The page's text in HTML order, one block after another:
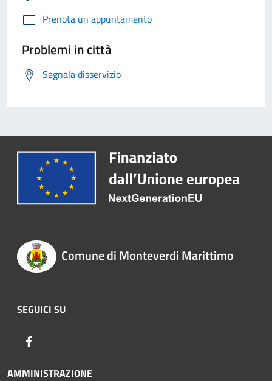
Prenota un appuntamento
Problemi in città
Segnala disservizio
Comune di Monteverdi Marittimo
SEGUICI SU
AMMINISTRAZIONE